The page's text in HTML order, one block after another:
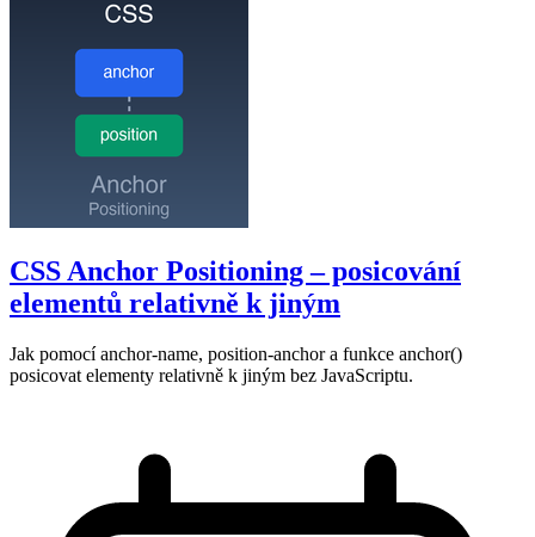
CSS Anchor Positioning – posicování
elementů relativně k jiným
Jak pomocí anchor-name, position-anchor a funkce anchor()
posicovat elementy relativně k jiným bez JavaScriptu.